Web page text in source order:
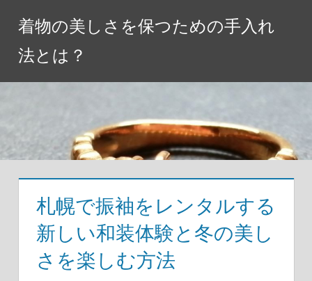
ス
キ
着物の美しさを保つための手入れ
法とは？
札幌で振袖をレンタルする
新しい和装体験と冬の美し
さを楽しむ方法